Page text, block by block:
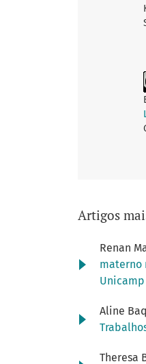
Artigos
Renan
materno
Unicamp
Aline
Theresa